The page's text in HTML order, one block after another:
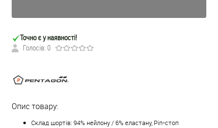
Точно є у наявності!
Голосів: 0
Опис товару:
Склад шортів: 94% нейлону / 6% еластану, Ріп-стоп